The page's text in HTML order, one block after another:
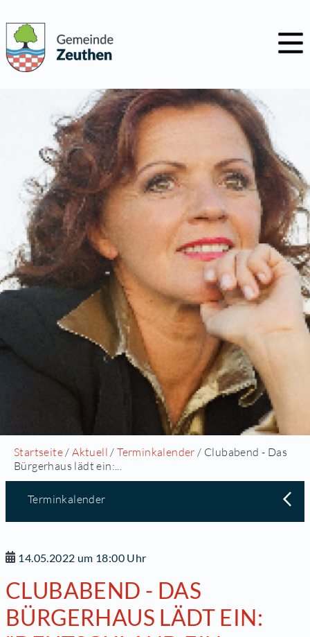
Startseite /Aktuell /Terminkalender / Clubabend - Das
Bürgerhaus lädt ein:...
Terminkalender
14.05.2022 um 18:00 Uhr
CLUBABEND - DAS
BÜRGERHAUS LÄDT EIN: